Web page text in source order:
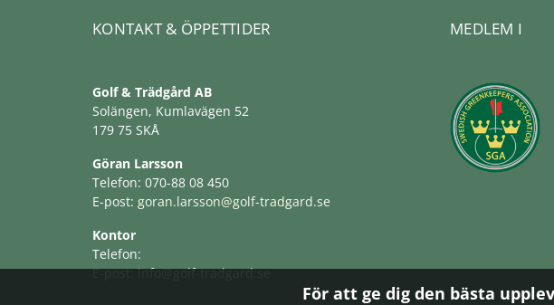
KONTAKT & ÖPPETTIDER
Golf & Trädgård AB
Solängen, Kumlavägen 52
179 75 SKÅ
Göran Larsson
Telefon: 070-88 08 450
E-post: goran.larsson@golf-tradgard.se
Kontor
Telefon:
E-post:info@golf-tradgard.se
MEDLEM I
För att ge dig den bästa